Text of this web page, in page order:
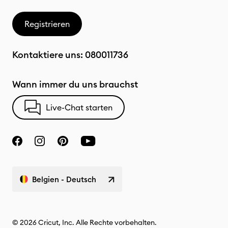
Registrieren
Kontaktiere uns: 080011736
Wann immer du uns brauchst
Live-Chat starten
Belgien - Deutsch
© 2026 Cricut, Inc. Alle Rechte vorbehalten.